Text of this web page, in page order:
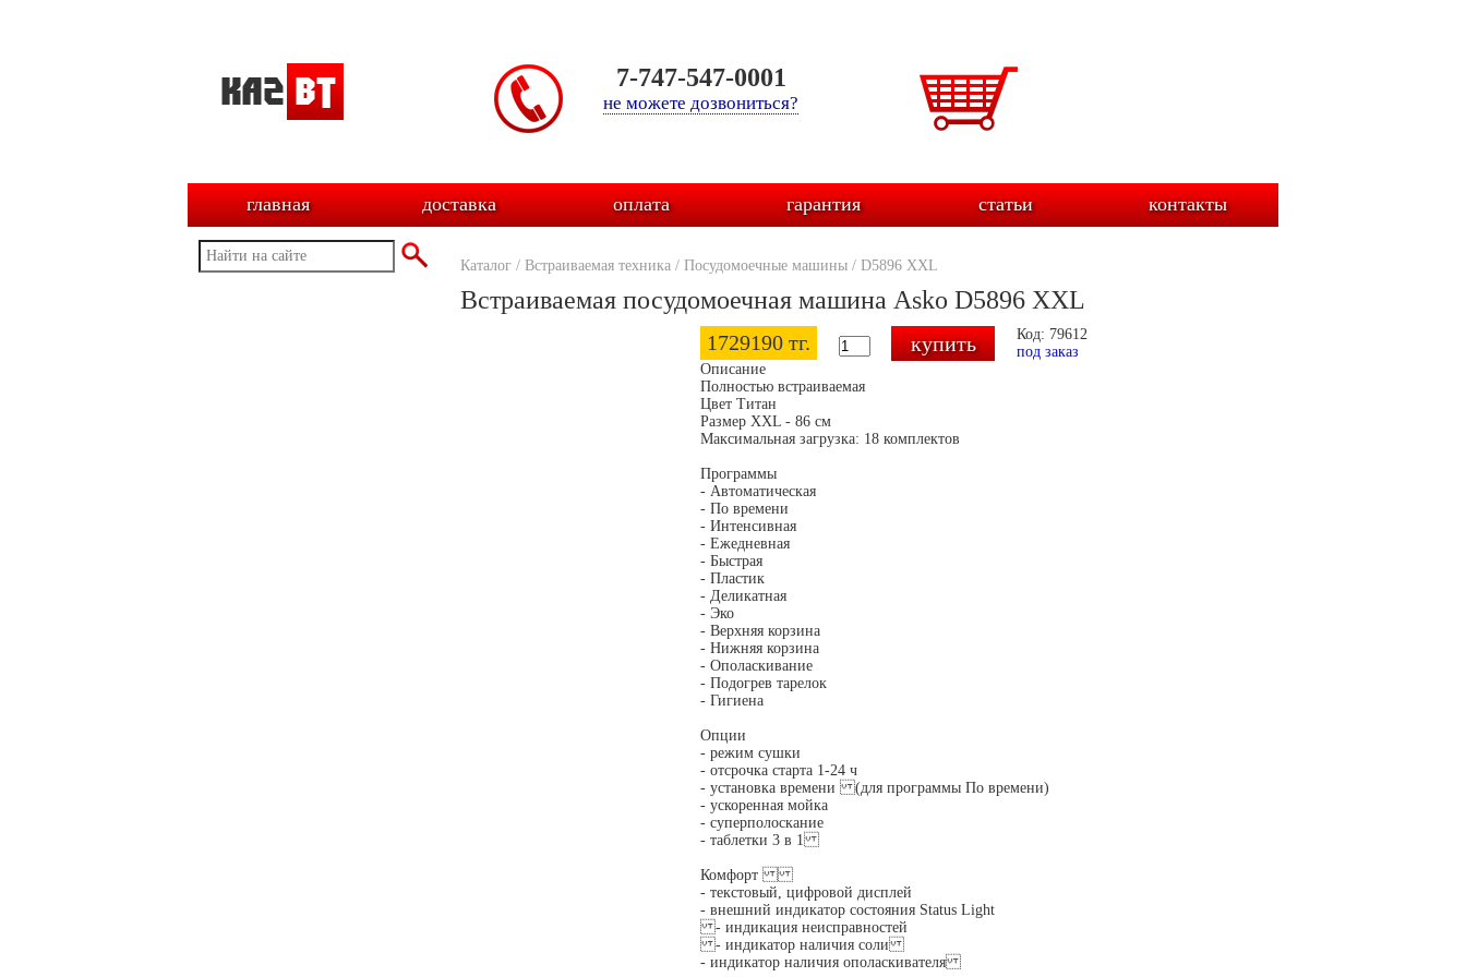
7-747-547-0001
не можете дозвониться?
главная доставка оплата гарантия статьи контакты
Каталог / Встраиваемая техника / Посудомоечные машины / D5896 XXL
Встраиваемая посудомоечная машина Asko D5896 XXL
1729190 тг.
Код: 79612
под заказ
Описание
Полностью встраиваемая
Цвет Титан
Размер XXL - 86 см
Максимальная загрузка: 18 комплектов
Программы
- Автоматическая
- По времени
- Интенсивная
- Ежедневная
- Быстрая
- Пластик
- Деликатная
- Эко
- Верхняя корзина
- Нижняя корзина
- Ополаскивание
- Подогрев тарелок
- Гигиена
Опции
- режим сушки
- отсрочка старта 1-24 ч
- установка времени (для программы По времени)
- ускоренная мойка
- суперполоскание
- таблетки 3 в 1
Комфорт
- текстовый, цифровой дисплей
- внешний индикатор состояния Status Light
- индикация неисправностей
- индикатор наличия соли
- индикатор наличия ополаскивателя